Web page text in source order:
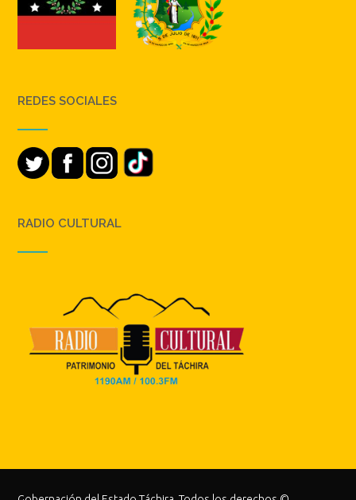
REDES SOCIALES
RADIO CULTURAL